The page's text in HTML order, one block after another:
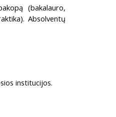
(bakalauro,
Absolventų
institucijos.